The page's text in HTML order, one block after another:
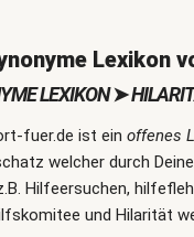
Lexikon
LEXIKON➤
fuer.de ist ein offenes
welcher durch
Hilfeersuchen,
und Hilarität